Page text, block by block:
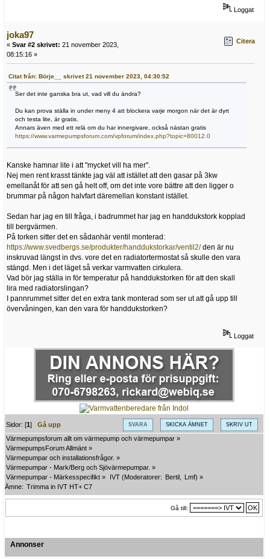
Loggat
joka97
« Svar #2 skrivet: 21 november 2023,
08:15:16 »
Citera
Citat från: Börje__ skrivet 21 november 2023, 04:30:52
Ser det inte ganska bra ut, vad vill du ändra?
Du kan prova ställa in under meny 4 att blockera varje morgon när det är dyrt
och testa lite, är gratis.
Annars även med ett relä om du har innergivare, också nästan gratis
https://www.varmepumpsforum.com/vpforum/index.php?topic=80012.0
Kanske hamnar lite i att "mycket vill ha mer".
Nej men rent krasst tänkte jag väl att istället att den gasar på 3kw
emellanåt för att sen gå helt off, om det inte vore bättre att den ligger o
brummar på någon halvfart däremellan konstant istället.
Sedan har jag en till fråga, i badrummet har jag en handdukstork kopplad
till bergvärmen.
På torken sitter det en sådanhär ventil monterad:
https://www.svedbergs.se/produkter/handdukstorkar/ventil2/den är nu
inskruvad längst in dvs. vore det en radiatortermostat så skulle den vara
stängd. Men i det läget så verkar varmvatten cirkulera.
Vad bör jag ställa in för temperatur på handdukstorken för att den skall
lira med radiatorslingan?
I pannrummet sitter det en extra tank monterad som ser ut att gå upp till
övervåningen, kan den vara för handdukstorken?
Loggat
SVARA SKICKA ÄMNET SKRIV UT
Sidor: [1]Gå upp
Värmepumpsforum allt om värmepump och värmepumpar »
VärmepumpsForum Allmänt »
Värmepumpar och installationsfrågor. »
Värmepumpar - Mark/Berg och Sjövärmepumpar. »
Värmepumpar - Märkesspecifikt » IVT (Moderatorer: Bertil Lmf) »
Ämne: Trimma in IVT HT+ C7
Gå till:
Annonser